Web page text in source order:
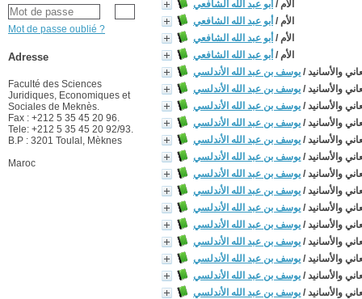
الأم / أبو عبد الله الشافعي
الأم / أبو عبد الله الشافعي
الأم / أبو عبد الله الشافعي
الأم / أبو عبد الله الشافعي
والأسانيد / يوسف بن عبد الله الأندلسي
والأسانيد / يوسف بن عبد الله الأندلسي
والأسانيد / يوسف بن عبد الله الأندلسي
والأسانيد / يوسف بن عبد الله الأندلسي
والأسانيد / يوسف بن عبد الله الأندلسي
والأسانيد / يوسف بن عبد الله الأندلسي
والأسانيد / يوسف بن عبد الله الأندلسي
والأسانيد / يوسف بن عبد الله الأندلسي
والأسانيد / يوسف بن عبد الله الأندلسي
والأسانيد / يوسف بن عبد الله الأندلسي
والأسانيد / يوسف بن عبد الله الأندلسي
والأسانيد / يوسف بن عبد الله الأندلسي
والأسانيد / يوسف بن عبد الله الأندلسي
والأسانيد / يوسف بن عبد الله الأندلسي
Mot de passe oublié ?
Adresse
Faculté des Sciences
Juridiques, Economiques et
Sociales de Meknès.
Fax : +212 5 35 45 20 96.
Tele: +212 5 35 45 20 92/93.
B.P : 3201 Toulal, Mèknes
Maroc